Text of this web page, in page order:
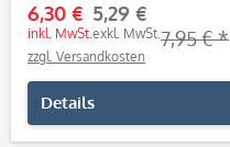
6,30 €
inkl. MwSt.
5,29 €
exkl. MwSt.7,95 € *
zzgl. Versandkosten
Details